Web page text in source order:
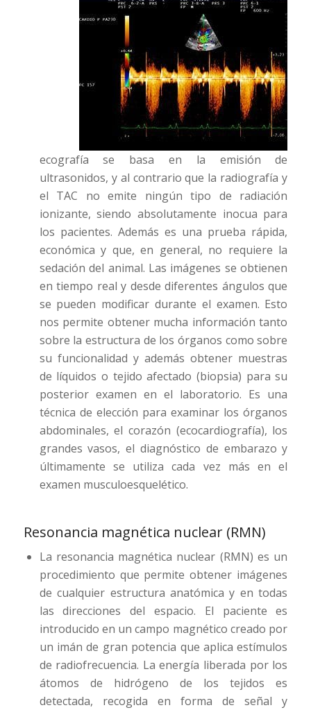
ecografía se basa en la emisión de
ultrasonidos, y al contrario que la radiografía y
el TAC no emite ningún tipo de radiación
ionizante, siendo absolutamente inocua para
los pacientes. Además es una prueba rápida,
económica y que, en general, no requiere la
sedación del animal. Las imágenes se obtienen
en tiempo real y desde diferentes ángulos que
se pueden modificar durante el examen. Esto
nos permite obtener mucha información tanto
sobre la estructura de los órganos como sobre
su funcionalidad y además obtener muestras
de líquidos o tejido afectado (biopsia) para su
posterior examen en el laboratorio. Es una
técnica de elección para examinar los órganos
abdominales, el corazón (ecocardiografía), los
grandes vasos, el diagnóstico de embarazo y
últimamente se utiliza cada vez más en el
examen musculoesquelético.
Resonancia magnética nuclear (RMN)
La resonancia magnética nuclear (RMN) es un
procedimiento que permite obtener imágenes
de cualquier estructura anatómica y en todas
las direcciones del espacio. El paciente es
introducido en un campo magnético creado por
un imán de gran potencia que aplica estímulos
de radiofrecuencia. La energía liberada por los
átomos de hidrógeno de los tejidos es
detectada, recogida en forma de señal y